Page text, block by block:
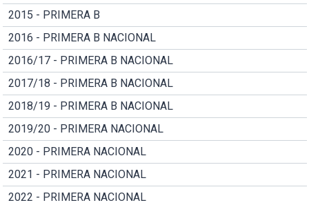
2015 - PRIMERA B
2016 - PRIMERA B NACIONAL
2016/17 - PRIMERA B NACIONAL
2017/18 - PRIMERA B NACIONAL
2018/19 - PRIMERA B NACIONAL
2019/20 - PRIMERA NACIONAL
2020 - PRIMERA NACIONAL
2021 - PRIMERA NACIONAL
2022 - PRIMERA NACIONAL